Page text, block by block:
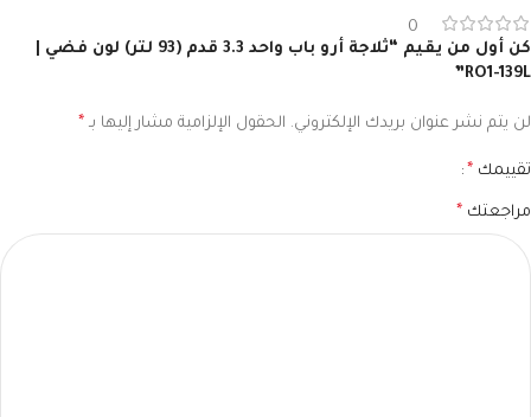
0
كن أول من يقيم “ثلاجة أرو باب واحد 3.3 قدم (93 لتر) لون فضي |
RO1-139L”
لن يتم نشر عنوان بريدك الإلكتروني. الحقول الإلزامية مشار إليها بـ *
تقييمك *
مراجعتك *